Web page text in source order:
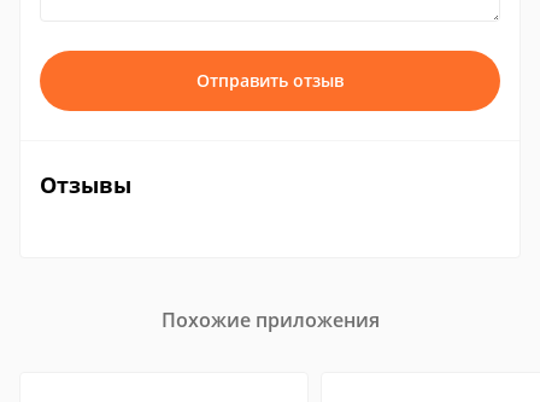
Отправить отзыв
Отзывы
Похожие приложения